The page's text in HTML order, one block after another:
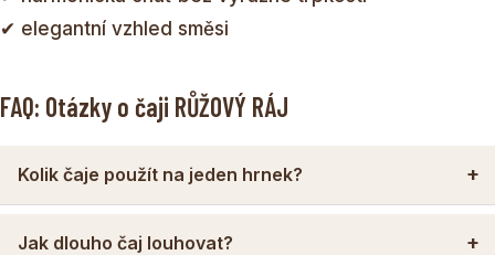
✔ elegantní vzhled směsi
FAQ: Otázky o čaji RŮŽOVÝ RÁJ
Kolik čaje použít na jeden hrnek?
Jak dlouho čaj louhovat?